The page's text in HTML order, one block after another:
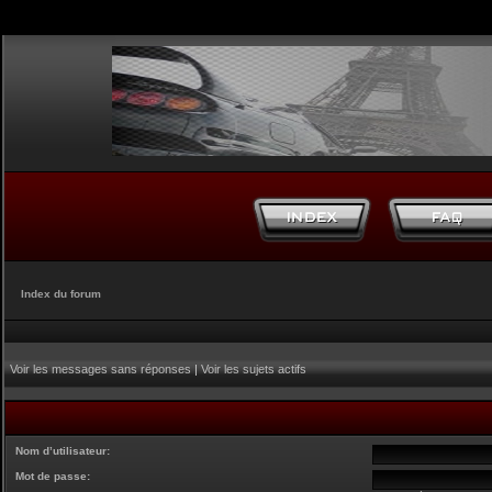
Index du forum
Voir les messages sans réponses|Voir les sujets actifs
Nom d’utilisateur:
Mot de passe: